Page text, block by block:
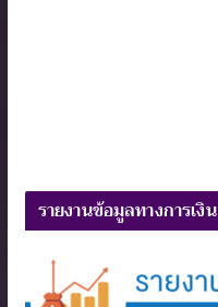
รายงานข้อมูลทางการเงิน